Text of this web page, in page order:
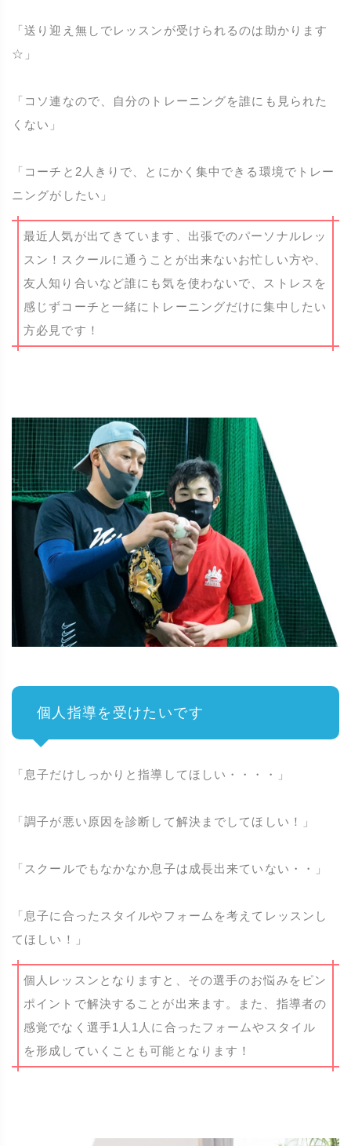
「送り迎え無しでレッスンが受けられるのは助かります
☆」
「コソ連なので、自分のトレーニングを誰にも見られた
くない」
「コーチと2人きりで、とにかく集中できる環境でトレー
ニングがしたい」
最近人気が出てきています、出張でのパーソナルレッ
スン！スクールに通うことが出来ないお忙しい方や、
友人知り合いなど誰にも気を使わないで、ストレスを
感じずコーチと一緒にトレーニングだけに集中したい
方必見です！
個人指導を受けたいです
「息子だけしっかりと指導してほしい・・・・」
「調子が悪い原因を診断して解決までしてほしい！」
「スクールでもなかなか息子は成長出来ていない・・」
「息子に合ったスタイルやフォームを考えてレッスンし
てほしい！」
個人レッスンとなりますと、その選手のお悩みをピン
ポイントで解決することが出来ます。また、指導者の
感覚でなく選手1人1人に合ったフォームやスタイル
を形成していくことも可能となります！